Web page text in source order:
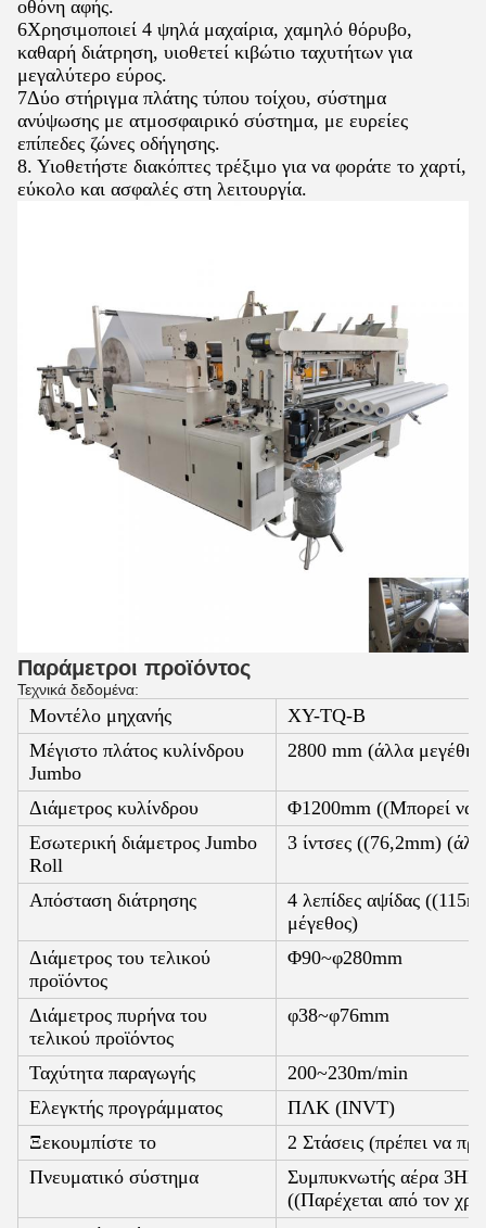
οθόνη αφής.
6Χρησιμοποιεί 4 ψηλά μαχαίρια, χαμηλό θόρυβο,
καθαρή διάτρηση, υιοθετεί κιβώτιο ταχυτήτων για
μεγαλύτερο εύρος.
7Δύο στήριγμα πλάτης τύπου τοίχου, σύστημα
ανύψωσης με ατμοσφαιρικό σύστημα, με ευρείες
επίπεδες ζώνες οδήγησης.
8. Υιοθετήστε διακόπτες τρέξιμο για να φοράτε το χαρτί,
εύκολο και ασφαλές στη λειτουργία.
Παράμετροι προϊόντος
Τεχνικά δεδομένα:
Μοντέλο μηχανής
XY-TQ-B
Μέγιστο πλάτος κυλίνδρου
Jumbo
2800 mm (άλλα μεγέθη
Διάμετρος κυλίνδρου
Φ1200mm ((Μπορεί να
Εσωτερική διάμετρος Jumbo
Roll
3 ίντσες ((76,2mm)
Απόσταση διάτρησης
4 λεπίδες αψίδας
μέγεθος)
Διάμετρος του τελικού
προϊόντος
Φ90~φ280mm
Διάμετρος πυρήνα του
τελικού προϊόντος
φ38~φ76mm
Ταχύτητα παραγωγής
200~230m/min
Ελεγκτής προγράμματος
ΠΛΚ (INVT)
Ξεκουμπίστε το
2 Στάσεις (πρέπει να
Πνευματικό σύστημα
Συμπυκνωτής αέρα
((Παρέχεται από τον